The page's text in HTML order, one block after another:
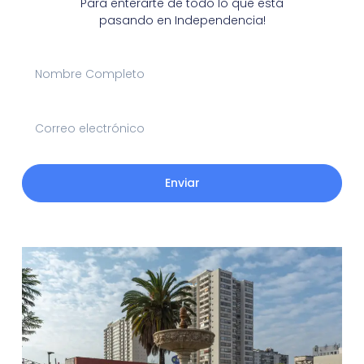
Para enterarte de todo lo que está
pasando en Independencia!
Enviar